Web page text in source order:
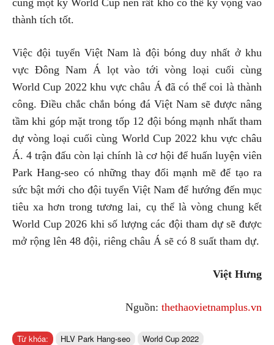
thành tích tốt.
Việc đội tuyển Việt Nam là đội bóng duy nhất ở khu
vực Đông Nam Á lọt vào tới vòng loại cuối cùng
World Cup 2022 khu vực châu Á đã có thể coi là thành
công. Điều chắc chắn bóng đá Việt Nam sẽ được nâng
tầm khi góp mặt trong tốp 12 đội bóng mạnh nhất tham
dự vòng loại cuối cùng World Cup 2022 khu vực châu
Á. 4 trận đấu còn lại chính là cơ hội để huấn luyện viên
Park Hang-seo có những thay đổi mạnh mẽ để tạo ra
sức bật mới cho đội tuyển Việt Nam để hướng đến mục
tiêu xa hơn trong tương lai, cụ thể là vòng chung kết
World Cup 2026 khi số lượng các đội tham dự sẽ được
mở rộng lên 48 đội, riêng châu Á sẽ có 8 suất tham dự.
Việt Hưng
Nguồn: thethaovietnamplus.vn
Từ khóa: HLV Park Hang-seo World Cup 2022